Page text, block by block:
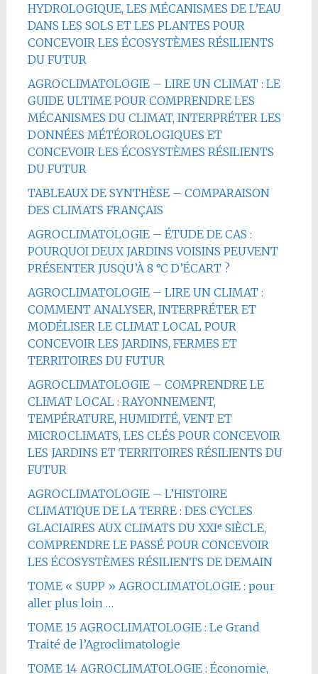
HYDROLOGIQUE, LES MÉCANISMES DE L’EAU
DANS LES SOLS ET LES PLANTES POUR
CONCEVOIR LES ÉCOSYSTÈMES RÉSILIENTS
DU FUTUR
AGROCLIMATOLOGIE – LIRE UN CLIMAT : LE
GUIDE ULTIME POUR COMPRENDRE LES
MÉCANISMES DU CLIMAT, INTERPRÉTER LES
DONNÉES MÉTÉOROLOGIQUES ET
CONCEVOIR LES ÉCOSYSTÈMES RÉSILIENTS
DU FUTUR
TABLEAUX DE SYNTHÈSE – COMPARAISON
DES CLIMATS FRANÇAIS
AGROCLIMATOLOGIE – ÉTUDE DE CAS :
POURQUOI DEUX JARDINS VOISINS PEUVENT
PRÉSENTER JUSQU’À 8 °C D’ÉCART ?
AGROCLIMATOLOGIE – LIRE UN CLIMAT :
COMMENT ANALYSER, INTERPRÉTER ET
MODÉLISER LE CLIMAT LOCAL POUR
CONCEVOIR LES JARDINS, FERMES ET
TERRITOIRES DU FUTUR
AGROCLIMATOLOGIE – COMPRENDRE LE
CLIMAT LOCAL : RAYONNEMENT,
TEMPÉRATURE, HUMIDITÉ, VENT ET
MICROCLIMATS, LES CLÉS POUR CONCEVOIR
LES JARDINS ET TERRITOIRES RÉSILIENTS DU
FUTUR
AGROCLIMATOLOGIE – L’HISTOIRE
CLIMATIQUE DE LA TERRE : DES CYCLES
GLACIAIRES AUX CLIMATS DU XXIᵉ SIÈCLE,
COMPRENDRE LE PASSÉ POUR CONCEVOIR
LES ÉCOSYSTÈMES RÉSILIENTS DE DEMAIN
TOME « SUPP » AGROCLIMATOLOGIE : pour
aller plus loin …
TOME 15 AGROCLIMATOLOGIE : Le Grand
Traité de l’Agroclimatologie
TOME 14 AGROCLIMATOLOGIE : Économie,